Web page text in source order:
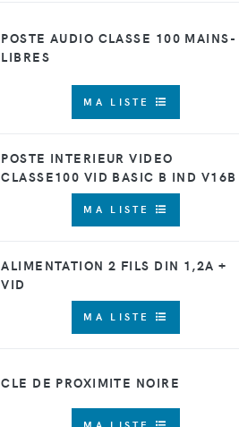
POSTE AUDIO CLASSE 100 MAINS-
LIBRES
MA LISTE
POSTE INTERIEUR VIDEO
CLASSE100 VID BASIC B IND V16B
MA LISTE
ALIMENTATION 2 FILS DIN 1,2A +
VID
MA LISTE
CLE DE PROXIMITE NOIRE